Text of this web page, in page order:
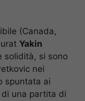
(Canada,
Yakin
solidità, si sono
nei
spuntata ai
una partita di